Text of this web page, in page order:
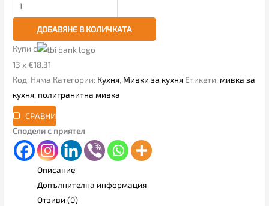
ДОБАВЯНЕ В КОЛИЧКАТА
Купи с
13 x €18.31
Код: Няма Категории: Кухня, Мивки за кухня Етикети: мивка за
кухня, полигранитна мивка
СРАВНИ
Сподели с приятел
Описание
Допълнителна информация
Отзиви (0)